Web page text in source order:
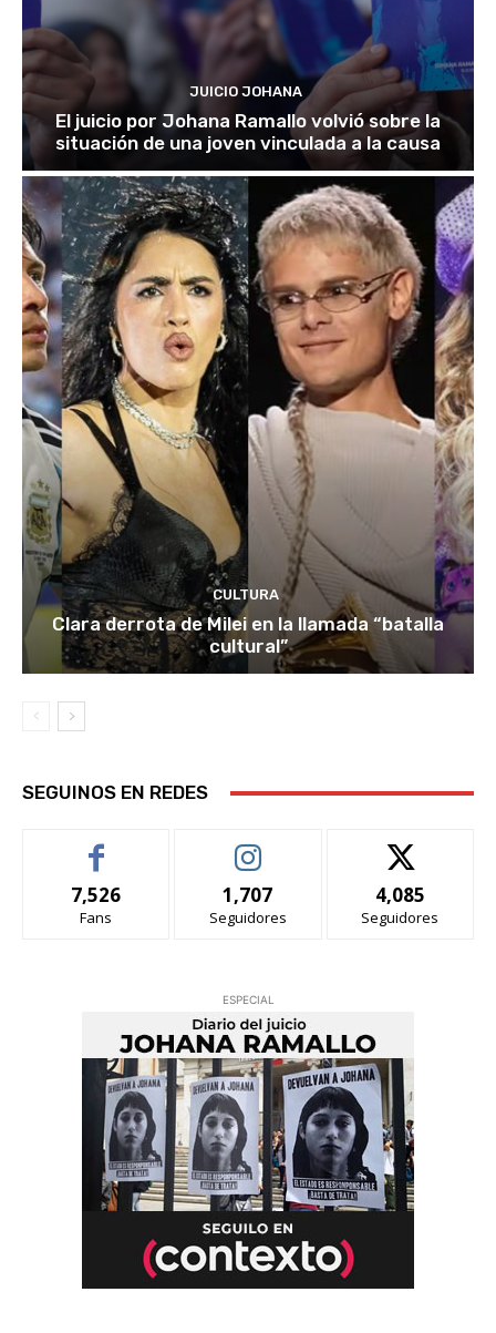
JUICIO JOHANA
El juicio por Johana Ramallo volvió sobre la
situación de una joven vinculada a la causa
CULTURA
Clara derrota de Milei en la llamada “batalla
cultural”
SEGUINOS EN REDES
7,526
Fans
1,707
Seguidores
4,085
Seguidores
ESPECIAL